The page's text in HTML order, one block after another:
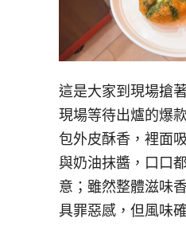
這是大家到現場搶
現場等待出爐的爆
包外皮酥香，裡面
與奶油抹醬，口口
意；雖然整體滋味
具罪惡感，但風味